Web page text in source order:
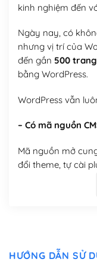
kinh nghiệm đến
Ngày nay, có
nhưng vị trí của
đến gần 500
bằng WordPress.
WordPress vẫn
– Có mã nguồn
Mã nguồn mở
đổi theme, tự cài
nó theo ý bạn mà
Có thể tùy biến
HƯỚNG DẪN SỬ